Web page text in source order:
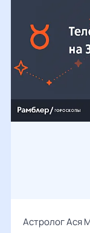
Астролог Ася